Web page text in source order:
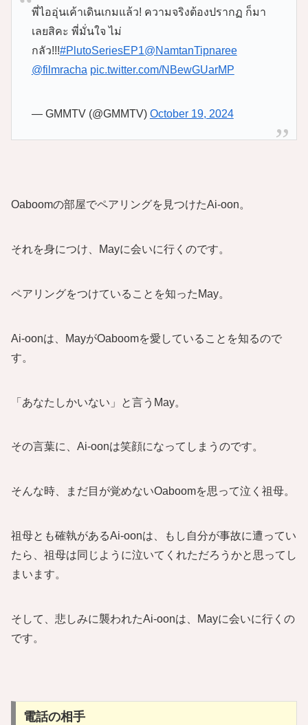
พี่ไออุ่นเค้าเดินเกมแล้ว! ความจริงต้องปรากฏ ก็มา
เลยสิคะ พี่มั่นใจ ไม่
กลัว!!!#PlutoSeriesEP1@NamtanTipnaree
@filmracha pic.twitter.com/NBewGUarMP
— GMMTV (@GMMTV) October 19, 2024
Oaboomの部屋でペアリングを見つけたAi-oon。
それを身につけ、Mayに会いに行くのです。
ペアリングをつけていることを知ったMay。
Ai-oonは、MayがOaboomを愛していることを知るので
す。
「あなたしかいない」と言うMay。
その言葉に、Ai-oonは笑顔になってしまうのです。
そんな時、まだ目が覚めないOaboomを思って泣く祖母。
祖母とも確執があるAi-oonは、もし自分が事故に遭ってい
たら、祖母は同じように泣いてくれただろうかと思ってし
まいます。
そして、悲しみに襲われたAi-oonは、Mayに会いに行くの
です。
電話の相手